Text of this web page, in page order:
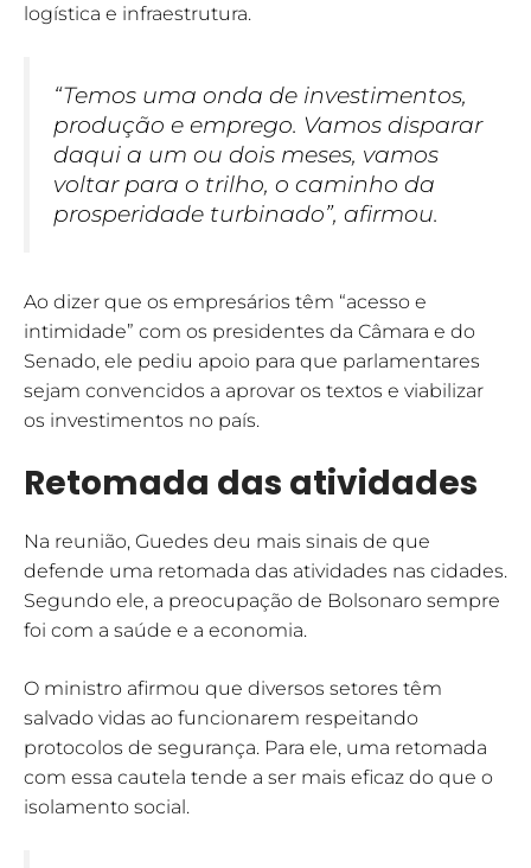
logística e infraestrutura.
“Temos uma onda de investimentos,
produção e emprego. Vamos disparar
daqui a um ou dois meses, vamos
voltar para o trilho, o caminho da
prosperidade turbinado”, afirmou.
Ao dizer que os empresários têm “acesso e
intimidade” com os presidentes da Câmara e do
Senado, ele pediu apoio para que parlamentares
sejam convencidos a aprovar os textos e viabilizar
os investimentos no país.
Retomada das atividades
Na reunião, Guedes deu mais sinais de que
defende uma retomada das atividades nas cidades.
Segundo ele, a preocupação de Bolsonaro sempre
foi com a saúde e a economia.
O ministro afirmou que diversos setores têm
salvado vidas ao funcionarem respeitando
protocolos de segurança. Para ele, uma retomada
com essa cautela tende a ser mais eficaz do que o
isolamento social.